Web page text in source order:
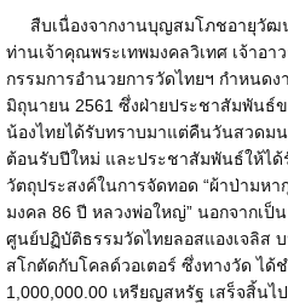
สืบเนื่องจากงานบุญสมโภชอายุวั
ท่านเจ้าคุณพระเทพมงคลวิเทศ เจ้าอา
กรรมการอำนวยการวัดไทยฯ กำหนด
มิถุนายน 2561 ซึ่งฝ่ายประชาสัมพันธ์
น้องไทยได้รับทราบมาแต่คืนวันสวดม
ต้อนรับปีใหม่ และประชาสัมพันธ์ให้ได้
วัตถุประสงค์ในการจัดทอด “ผ้าป่ามห
มงคล 86 ปี หลวงพ่อใหญ่” นอกจากเป็
ศูนย์ปฏิบัติธรรมวัดไทยลอสแองเจลิส
สโกตัดกับโคลด์วอเตอร์ ซึ่งทางวัด ได้
1,000,000.00 เหรียญสหรัฐ เสร็จสิ้น